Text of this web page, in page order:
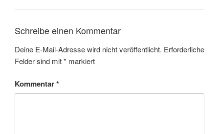
Schreibe einen Kommentar
Deine E-Mail-Adresse wird nicht veröffentlicht. Erforderliche
Felder sind mit* markiert
Kommentar*